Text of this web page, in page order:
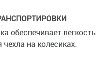
обеспечивает легкость
на колесиках.